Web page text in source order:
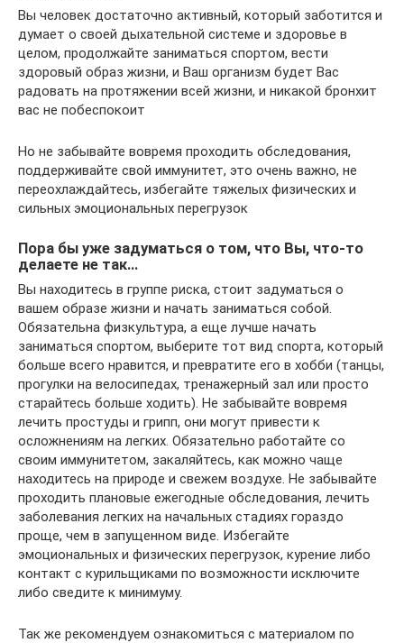
Вы человек достаточно активный, который заботится и
думает о своей дыхательной системе и здоровье в
целом, продолжайте заниматься спортом, вести
здоровый образ жизни, и Ваш организм будет Вас
радовать на протяжении всей жизни, и никакой бронхит
вас не побеспокоит
Но не забывайте вовремя проходить обследования,
поддерживайте свой иммунитет, это очень важно, не
переохлаждайтесь, избегайте тяжелых физических и
сильных эмоциональных перегрузок
Пора бы уже задуматься о том, что Вы, что-то
делаете не так…
Вы находитесь в группе риска, стоит задуматься о
вашем образе жизни и начать заниматься собой.
Обязательна физкультура, а еще лучше начать
заниматься спортом, выберите тот вид спорта, который
больше всего нравится, и превратите его в хобби (танцы,
прогулки на велосипедах, тренажерный зал или просто
старайтесь больше ходить). Не забывайте вовремя
лечить простуды и грипп, они могут привести к
осложнениям на легких. Обязательно работайте со
своим иммунитетом, закаляйтесь, как можно чаще
находитесь на природе и свежем воздухе. Не забывайте
проходить плановые ежегодные обследования, лечить
заболевания легких на начальных стадиях гораздо
проще, чем в запущенном виде. Избегайте
эмоциональных и физических перегрузок, курение либо
контакт с курильщиками по возможности исключите
либо сведите к минимуму.
Так же рекомендуем ознакомиться с материалом по